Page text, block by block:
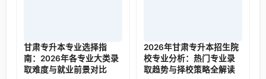
甘肃专升本专业选择指
南：2026年各专业大类录
取难度与就业前景对比
2026年甘肃专升本招生院
校专业分析：热门专业录
取趋势与择校策略全解读